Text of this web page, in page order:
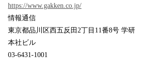
https://www.gakken.co.jp/
情報通信
東京都品川区西五反田2丁目11番8号 学研
本社ビル
03-6431-1001